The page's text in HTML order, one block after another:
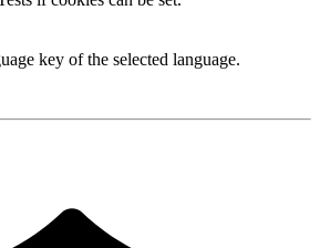
key of the selected language.